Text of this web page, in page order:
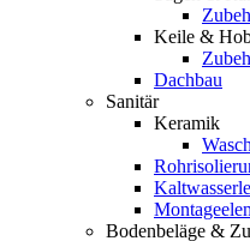
Keile &
Dachbau
Sanitär
Keramik
Bodenbeläge &